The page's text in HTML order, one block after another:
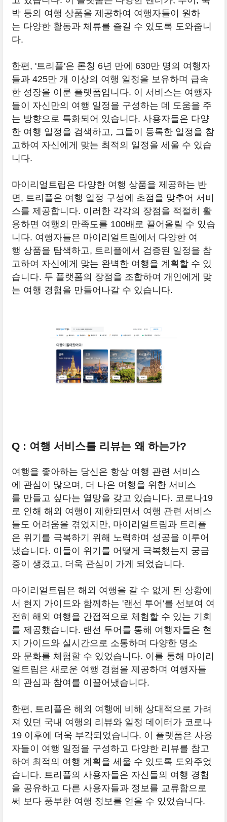
박 등의 여행 상품을 제공하여 여행자들이 원하
는 다양한 활동과 체류를 즐길 수 있도록 도와줍니
다.
한편, '트리플'은 론칭 6년 만에 630만 명의 여행자
들과 425만 개 이상의 여행 일정을 보유하며 급속
한 성장을 이룬 플랫폼입니다. 이 서비스는 여행자
들이 자신만의 여행 일정을 구성하는 데 도움을 주
는 방향으로 특화되어 있습니다. 사용자들은 다양
한 여행 일정을 검색하고, 그들이 등록한 일정을 참
고하여 자신에게 맞는 최적의 일정을 세울 수 있습
니다.
마이리얼트립은 다양한 여행 상품을 제공하는 반
면, 트리플은 여행 일정 구성에 초점을 맞추어 서비
스를 제공합니다. 이러한 각각의 장점을 적절히 활
용하면 여행의 만족도를 100배로 끌어올릴 수 있습
니다. 여행자들은 마이리얼트립에서 다양한 여
행 상품을 탐색하고, 트리플에서 검증된 일정을 참
고하여 자신에게 맞는 완벽한 여행을 계획할 수 있
습니다. 두 플랫폼의 장점을 조합하여 개인에게 맞
는 여행 경험을 만들어나갈 수 있습니다.
Q : 여행 서비스를 리뷰는 왜 하는가?
여행을 좋아하는 당신은 항상 여행 관련 서비스
에 관심이 많으며, 더 나은 여행을 위한 서비스
를 만들고 싶다는 열망을 갖고 있습니다. 코로나19
로 인해 해외 여행이 제한되면서 여행 관련 서비스
들도 어려움을 겪었지만, 마이리얼트립과 트리플
은 위기를 극복하기 위해 노력하며 성공을 이루어
냈습니다. 이들이 위기를 어떻게 극복했는지 궁금
증이 생겼고, 더욱 관심이 가게 되었습니다.
마이리얼트립은 해외 여행을 갈 수 없게 된 상황에
서 현지 가이드와 함께하는 '랜선 투어'를 선보여 여
전히 해외 여행을 간접적으로 체험할 수 있는 기회
를 제공했습니다. 랜선 투어를 통해 여행자들은 현
지 가이드와 실시간으로 소통하며 다양한 명소
와 문화를 체험할 수 있었습니다. 이를 통해 마이리
얼트립은 새로운 여행 경험을 제공하며 여행자들
의 관심과 참여를 이끌어냈습니다.
한편, 트리플은 해외 여행에 비해 상대적으로 가려
져 있던 국내 여행의 리뷰와 일정 데이터가 코로나
19 이후에 더욱 부각되었습니다. 이 플랫폼은 사용
자들이 여행 일정을 구성하고 다양한 리뷰를 참고
하여 최적의 여행 계획을 세울 수 있도록 도와주었
습니다. 트리플의 사용자들은 자신들의 여행 경험
을 공유하고 다른 사용자들과 정보를 교류함으로
써 보다 풍부한 여행 정보를 얻을 수 있었습니다.